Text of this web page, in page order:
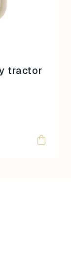
tractor